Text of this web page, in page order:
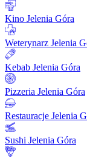
Kino Jelenia Góra
Weterynarz Jelenia
Kebab Jelenia Góra
Pizzeria Jelenia Góra
Restauracje Jelenia
Sushi Jelenia Góra